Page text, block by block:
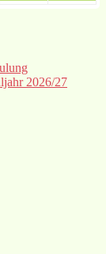
2026/27